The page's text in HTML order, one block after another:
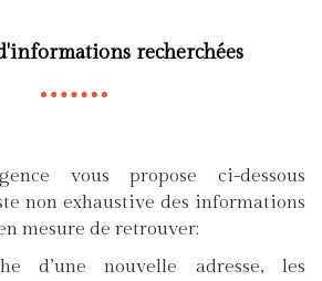
recherchées
vous propose ci-dessous
non exhaustive des informations
mesure de retrouver:
d’une nouvelle adresse, les